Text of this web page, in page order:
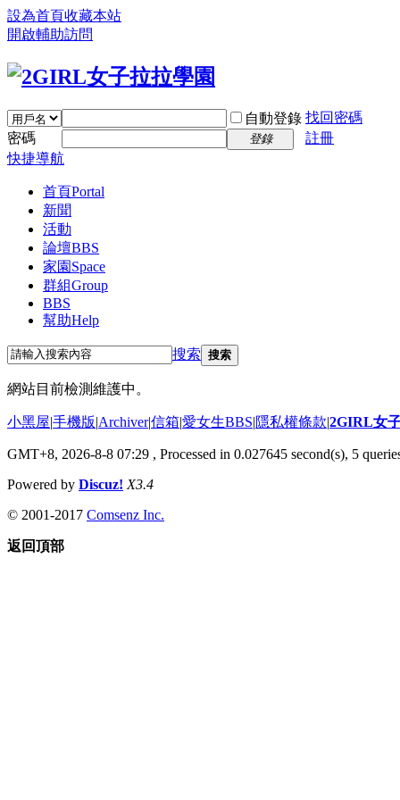
設為首頁收藏本站
開啟輔助訪問
自動登錄 找回密碼
密碼
登錄
註冊
快捷導航
首頁Portal
新聞
活動
論壇BBS
家園 Space
群組Group
BBS
幫助Help
搜索 搜索
網站目前檢測維護中。
小黑屋|手機版|Archiver|信箱|愛女生BBS|隱私權條款|2GIRL女
GMT+8, 2026-8-8 07:29 , Processed in 0.027645 second(s), 5
Powered by Discuz! X3.4
© 2001-2017 Comsenz Inc.
返回頂部